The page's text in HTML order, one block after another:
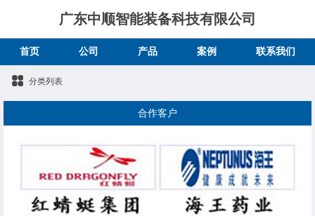
广东中顺智能装备科技有限公司
首页 公司 产品 案例 联系我们
分类列表
合作客户